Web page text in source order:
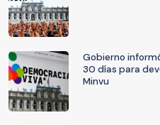
Gobierno
30 días para
Minvu